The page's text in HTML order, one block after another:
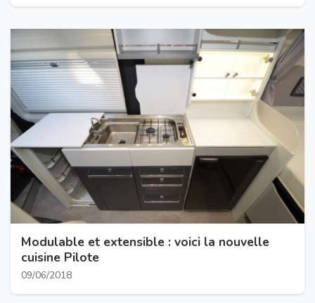
Modulable et extensible : voici la nouvelle
cuisine Pilote
09/06/2018